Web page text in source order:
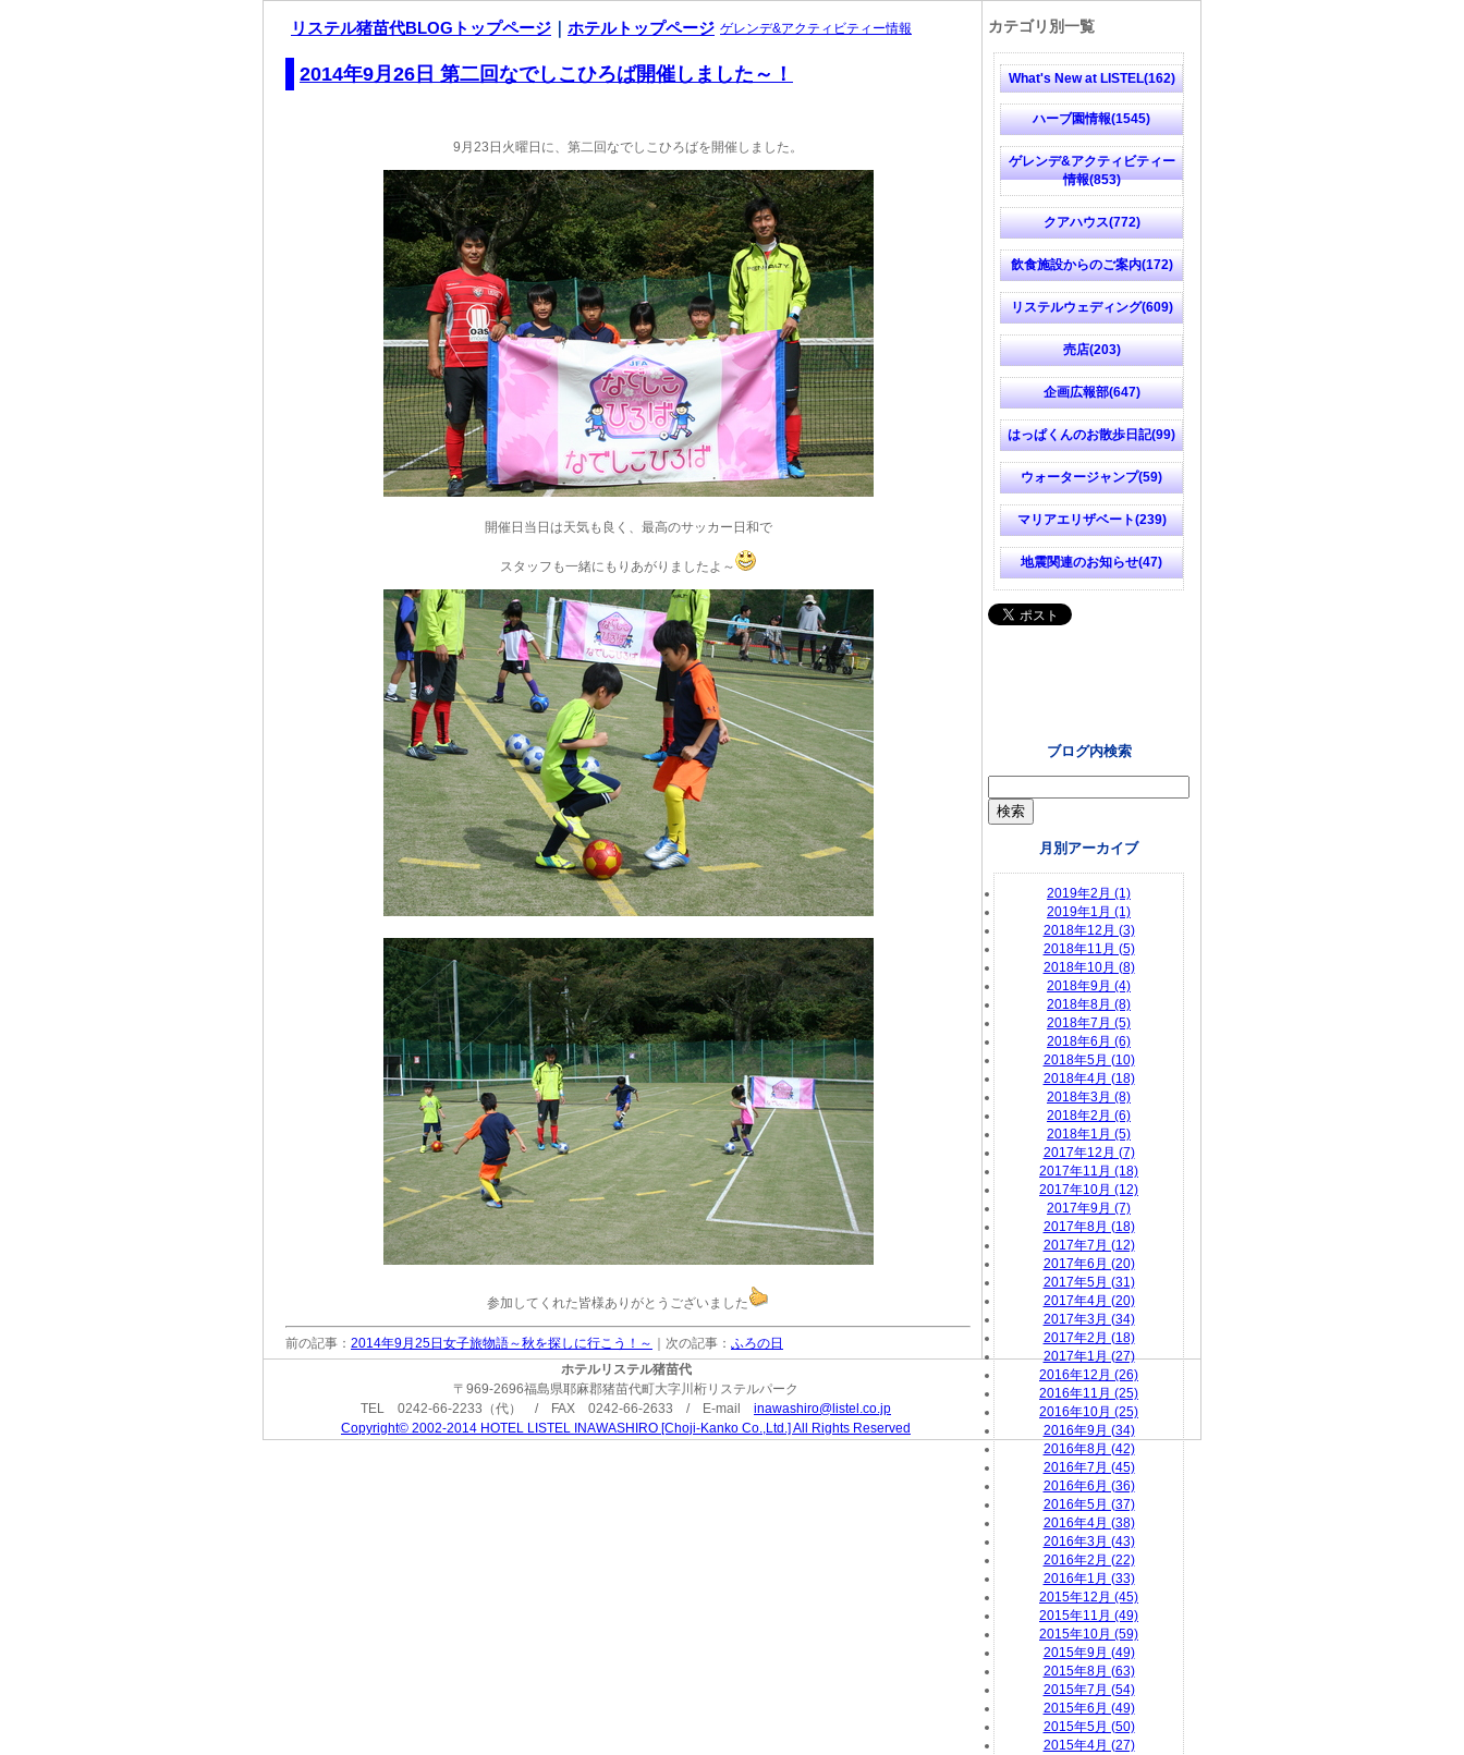
リステル猪苗代BLOGトップページ ｜ ホテルトップページ カテゴリ別一覧
What's New at LISTEL(162)
ハーブ園情報(1545)
ゲレンデ&アクティビティー
情報(853)
クアハウス(772)
飲食施設からのご案内(172)
リステルウェディング(609)
売店(203)
企画広報部(647)
はっぱくんのお散歩日記(99)
ウォータージャンプ(59)
マリアエリザベート(239)
地震関連のお知らせ(47)
ブログ内検索
月別アーカイブ
2019年2月 (1)
2019年1月 (1)
2018年12月 (3)
2018年11月 (5)
2018年10月 (8)
2018年9月 (4)
2018年8月 (8)
2018年7月 (5)
2018年6月 (6)
2018年5月 (10)
2018年4月 (18)
2018年3月 (8)
2018年2月 (6)
2018年1月 (5)
2017年12月 (7)
2017年11月 (18)
2017年10月 (12)
2017年9月 (7)
2017年8月 (18)
2017年7月 (12)
2017年6月 (20)
2017年5月 (31)
2017年4月 (20)
2017年3月 (34)
2017年2月 (18)
2017年1月 (27)
2016年12月 (26)
2016年11月 (25)
2016年10月 (25)
2016年9月 (34)
2016年8月 (42)
2016年7月 (45)
2016年6月 (36)
2016年5月 (37)
2016年4月 (38)
2016年3月 (43)
2016年2月 (22)
2016年1月 (33)
2015年12月 (45)
2015年11月 (49)
2015年10月 (59)
2015年9月 (49)
2015年8月 (63)
2015年7月 (54)
2015年6月 (49)
2015年5月 (50)
2015年4月 (27)
ゲレンデ&アクティビティー情報
2014年9月26日 第二回なでしこひろば開催しました～！
9月23日火曜日に、第二回なでしこひろばを開催しました。
開催日当日は天気も良く、最高のサッカー日和で
スタッフも一緒にもりあがりましたよ～
参加してくれた皆様ありがとうございました
前の記事： 2014年9月25日女子旅物語～秋を探しに行こう！～ ｜次の記事： ふろの日
ホテルリステル猪苗代
〒969-2696福島県耶麻郡猪苗代町大字川桁リステルパーク
TEL 0242-66-2233（代） / FAX 0242-66-2633 / E-mail inawashiro@listel.co.jp
Copyright© 2002-2014 HOTEL LISTEL INAWASHIRO [Choji-Kanko Co.,Ltd.] All Rights Reserved